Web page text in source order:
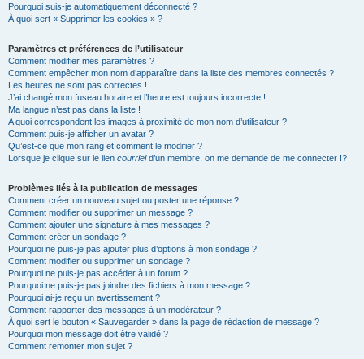
Pourquoi suis-je automatiquement déconnecté ?
À quoi sert « Supprimer les cookies » ?
Paramètres et préférences de l’utilisateur
Comment modifier mes paramètres ?
Comment empêcher mon nom d’apparaître dans la liste des membres connectés ?
Les heures ne sont pas correctes !
J’ai changé mon fuseau horaire et l’heure est toujours incorrecte !
Ma langue n’est pas dans la liste !
A quoi correspondent les images à proximité de mon nom d’utilisateur ?
Comment puis-je afficher un avatar ?
Qu’est-ce que mon rang et comment le modifier ?
Lorsque je clique sur le lien courrield’un membre, on me demande de me connecter !?
Problèmes liés à la publication de messages
Comment créer un nouveau sujet ou poster une réponse ?
Comment modifier ou supprimer un message ?
Comment ajouter une signature à mes messages ?
Comment créer un sondage ?
Pourquoi ne puis-je pas ajouter plus d’options à mon sondage ?
Comment modifier ou supprimer un sondage ?
Pourquoi ne puis-je pas accéder à un forum ?
Pourquoi ne puis-je pas joindre des fichiers à mon message ?
Pourquoi ai-je reçu un avertissement ?
Comment rapporter des messages à un modérateur ?
À quoi sert le bouton « Sauvegarder » dans la page de rédaction de message ?
Pourquoi mon message doit être validé ?
Comment remonter mon sujet ?